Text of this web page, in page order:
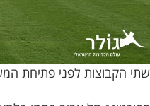
שתי הקבוצות לפני פתיחת